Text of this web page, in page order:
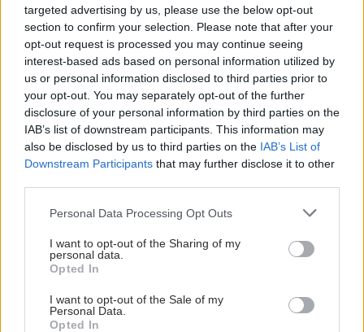
targeted advertising by us, please use the below opt-out
section to confirm your selection. Please note that after your
opt-out request is processed you may continue seeing
interest-based ads based on personal information utilized by
us or personal information disclosed to third parties prior to
your opt-out. You may separately opt-out of the further
disclosure of your personal information by third parties on the
IAB’s list of downstream participants. This information may
also be disclosed by us to third parties on the IAB’s List of
Downstream Participants that may further disclose it to other
Please note that this website/app uses one or more Google
not limited to your visit or usage behaviour. You may click to
grant or deny consent to Google and its third-party tags to
use your data for below specified purposes in below Google
consent section.
Personal Data Processing Opt Outs
I want to opt-out of the Sharing of my
personal data.
Opted In
I want to opt-out of the Sale of my
Personal Data.
Opted In